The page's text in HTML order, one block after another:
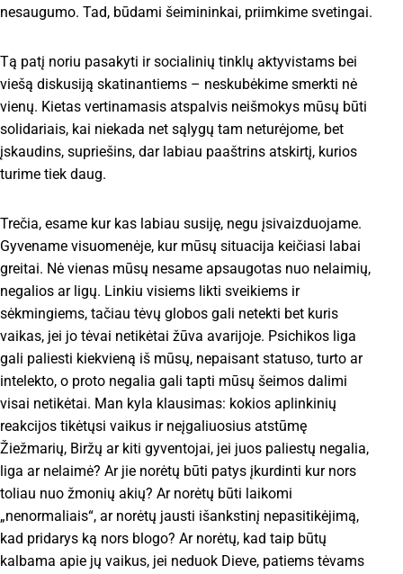
nesaugumo. Tad, būdami šeimininkai, priimkime svetingai.
Tą patį noriu pasakyti ir socialinių tinklų aktyvistams bei
viešą diskusiją skatinantiems – neskubėkime smerkti nė
vienų. Kietas vertinamasis atspalvis neišmokys mūsų būti
solidariais, kai niekada net sąlygų tam neturėjome, bet
įskaudins, supriešins, dar labiau paaštrins atskirtį, kurios
turime tiek daug.
Trečia, esame kur kas labiau susiję, negu įsivaizduojame.
Gyvename visuomenėje, kur mūsų situacija keičiasi labai
greitai. Nė vienas mūsų nesame apsaugotas nuo nelaimių,
negalios ar ligų. Linkiu visiems likti sveikiems ir
sėkmingiems, tačiau tėvų globos gali netekti bet kuris
vaikas, jei jo tėvai netikėtai žūva avarijoje. Psichikos liga
gali paliesti kiekvieną iš mūsų, nepaisant statuso, turto ar
intelekto, o proto negalia gali tapti mūsų šeimos dalimi
visai netikėtai. Man kyla klausimas: kokios aplinkinių
reakcijos tikėtųsi vaikus ir neįgaliuosius atstūmę
Žiežmarių, Biržų ar kiti gyventojai, jei juos paliestų negalia,
liga ar nelaimė? Ar jie norėtų būti patys įkurdinti kur nors
toliau nuo žmonių akių? Ar norėtų būti laikomi
„nenormaliais“, ar norėtų jausti išankstinį nepasitikėjimą,
kad pridarys ką nors blogo? Ar norėtų, kad taip būtų
kalbama apie jų vaikus, jei neduok Dieve, patiems tėvams